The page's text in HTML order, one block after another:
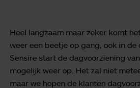
Heel langzaam maar zeker komt
weer een beetje op gang, ook in de
Sensire start de dagvoorziening
mogelijk weer op. Het zal niet
maar we hopen de klanten